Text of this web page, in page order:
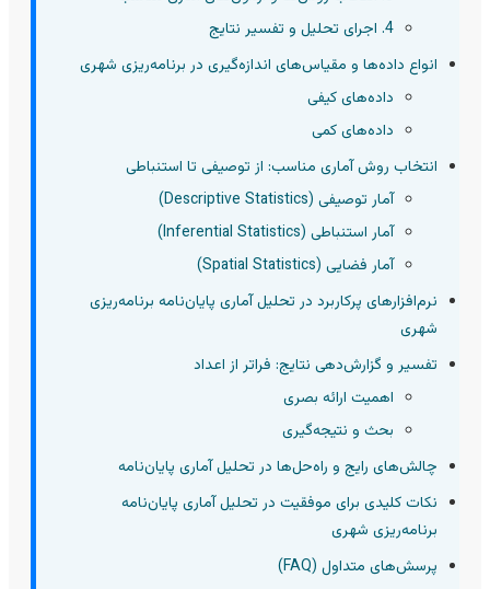
انواع داده‌ها و مقیاس‌های اندازه‌گیری در برنامه‌ریزی شهری
داده‌های کیفی
داده‌های کمی
انتخاب روش آماری مناسب: از توصیفی تا استنباطی
آمار توصیفی (Descriptive Statistics)
آمار استنباطی (Inferential Statistics)
آمار فضایی (Spatial Statistics)
نرم‌افزارهای پرکاربرد در تحلیل آماری پایان‌نامه برنامه‌ریزی
شهری
تفسیر و گزارش‌دهی نتایج: فراتر از اعداد
اهمیت ارائه بصری
بحث و نتیجه‌گیری
چالش‌های رایج و راه‌حل‌ها در تحلیل آماری پایان‌نامه
نکات کلیدی برای موفقیت در تحلیل آماری پایان‌نامه
برنامه‌ریزی شهری
پرسش‌های متداول (FAQ)